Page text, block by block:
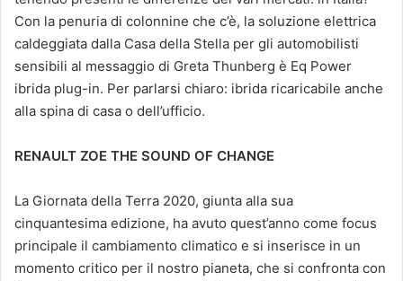
Con la penuria di colonnine che c’è, la soluzione elettrica
caldeggiata dalla Casa della Stella per gli automobilisti
sensibili al messaggio di Greta Thunberg è Eq Power
ibrida plug-in. Per parlarsi chiaro: ibrida ricaricabile anche
alla spina di casa o dell’ufficio.
RENAULT ZOE THE SOUND OF CHANGE
La Giornata della Terra 2020, giunta alla sua
cinquantesima edizione, ha avuto quest’anno come focus
principale il cambiamento climatico e si inserisce in un
momento critico per il nostro pianeta, che si confronta con